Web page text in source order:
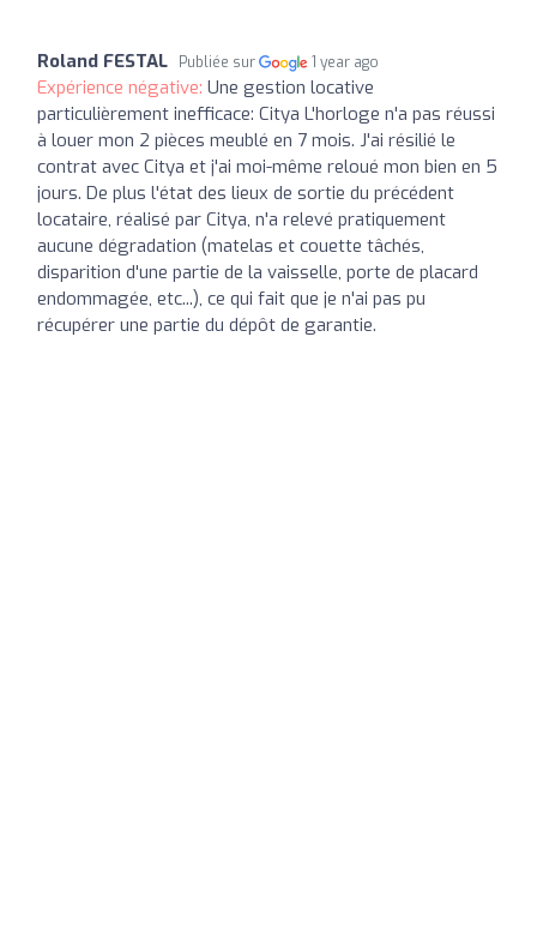
Roland FESTAL Publiée sur 1 year ago
Expérience négative: Une gestion locative
particulièrement inefficace: Citya L'horloge n'a pas réussi
à louer mon 2 pièces meublé en 7 mois. J'ai résilié le
contrat avec Citya et j'ai moi-même reloué mon bien en 5
jours. De plus l'état des lieux de sortie du précédent
locataire, réalisé par Citya, n'a relevé pratiquement
aucune dégradation (matelas et couette tâchés,
disparition d'une partie de la vaisselle, porte de placard
endommagée, etc...), ce qui fait que je n'ai pas pu
récupérer une partie du dépôt de garantie.